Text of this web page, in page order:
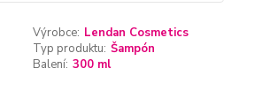
Výrobce: Lendan Cosmetics
Typ produktu: Šampón
Balení: 300 ml